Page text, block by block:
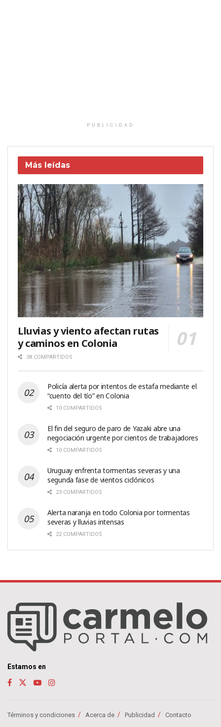
PUBLICIDAD
Más leídas
Lluvias y viento afectan rutas
y caminos en Colonia
38 COMPARTIDOS
Policía alerta por intentos de estafa mediante el
“cuento del tío” en Colonia
10 COMPARTIDOS
El fin del seguro de paro de Yazaki abre una
negociación urgente por cientos de trabajadores
10 COMPARTIDOS
Uruguay enfrenta tormentas severas y una
segunda fase de vientos ciclónicos
23 COMPARTIDOS
Alerta naranja en todo Colonia por tormentas
severas y lluvias intensas
22 COMPARTIDOS
Estamos en
Términos y condiciones Acerca de Publicidad Contacto